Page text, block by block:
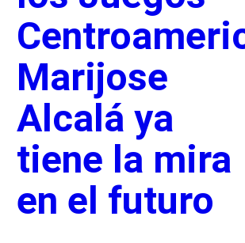
Marijose
Alcalá ya
tiene la mira
en el futuro